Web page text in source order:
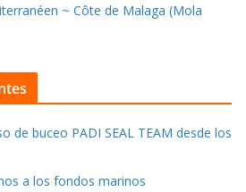
~ Côte de Malaga (Mola
de buceo PADI SEAL TEAM desde los
a los fondos marinos